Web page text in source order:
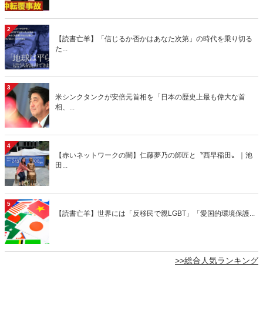
2
【読書亡羊】「信じるか否かはあなた次第」の時代を乗り切る
た...
3
米シンクタンクが安倍元首相を「日本の歴史上最も偉大な首
相、...
4
【赤いネットワークの闇】仁藤夢乃の師匠と〝西早稲田〟｜池
田...
5
【読書亡羊】世界には「反移民で親LGBT」「愛国的環境保護...
>>総合人気ランキング